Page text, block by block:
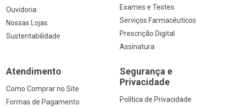
Ouvidoria
Nossas Lojas
Sustentabilidade
Exames e Testes
Serviços Farmacêuticos
Prescrição Digital
Assinatura
Atendimento
Como Comprar no Site
Formas de Pagamento
Segurança e
Privacidade
Política de Privacidade